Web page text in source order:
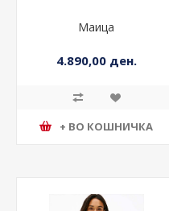
Маица
4.890,00 ден.
+ ВО КОШНИЧКА